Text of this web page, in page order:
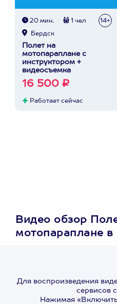
20 мин. 1 чел 14+
Бердск
Полет на
мотопараплане с
инструктором +
видеосъемка
16 500 ₽
Работает сейчас
Видео обзор
мотопараплане
Для воспроизведения
сервисов
Нажимая